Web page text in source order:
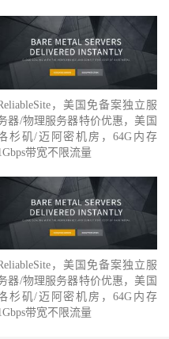
，美国免备案独立服
器/物理服务器特价优惠，美国
杉矶/迈阿密机房，64G内存
带宽不限流量
，美国免备案独立服
器/物理服务器特价优惠，美国
杉矶/迈阿密机房，64G内存
带宽不限流量